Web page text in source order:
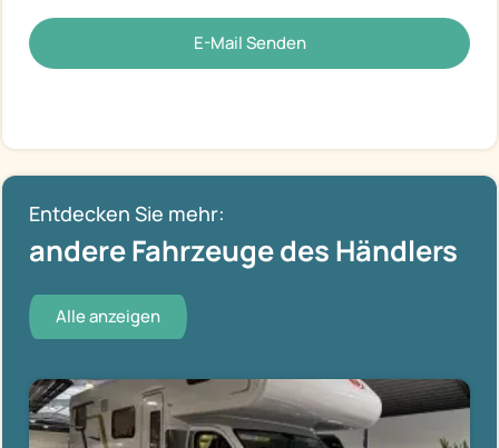
E-Mail Senden
Entdecken Sie mehr:
andere Fahrzeuge des Händlers
Alle anzeigen